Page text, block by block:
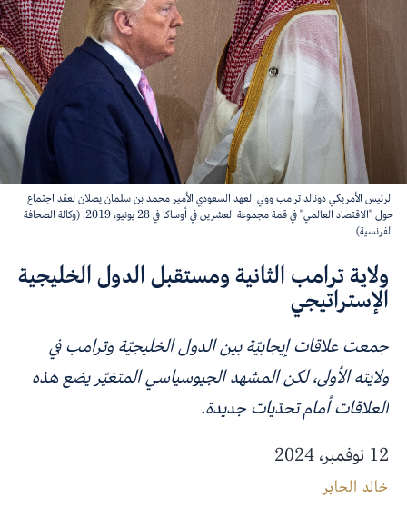
الرئيس الأمريكي دونالد ترامب وولي العهد السعودي الأمير محمد بن سلمان يصلان لعقد اجتماع
حول "الاقتصاد العالمي" في قمة مجموعة العشرين في أوساكا في 28 يونيو، 2019. (وكالة الصحافة
الفرنسية)
ولاية ترامب الثانية ومستقبل الدول الخليجية
الإستراتيجي
جمعت علاقات إيجابيّة بين الدول الخليجيّة وترامب في
ولايته الأولى، لكن المشهد الجيوسياسي المتغيّر يضع هذه
العلاقات أمام تحدّيات جديدة.
12 نوفمبر، 2024
خالد الجابر